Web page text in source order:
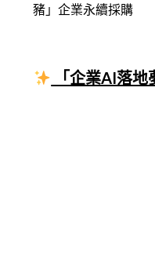
豬」企業永續採購
「企業AI落